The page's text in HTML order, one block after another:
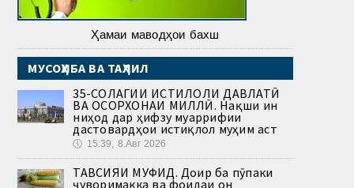
Ҳамаи маводҳои бахш
МУСОҲИБА ВА ТАҲЛИЛ
35-СОЛАГИИ ИСТИҚЛОЛИ ДАВЛАТӢ
ВА ОСОРХОНАИ МИЛЛӢ. Нақши ин
ниҳод дар ҳифзу муаррифии
дастовардҳои истиқлол муҳим аст
🕔 15:39, 8.Авг 2026
ТАВСИЯИ МУФИД. Доир ба пӯпаки
ҷуворимакка ва фоидаи он